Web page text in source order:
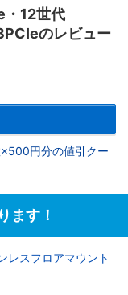
12世代
のレビュー
円分の値引クー
ます！
レスフロアマウント